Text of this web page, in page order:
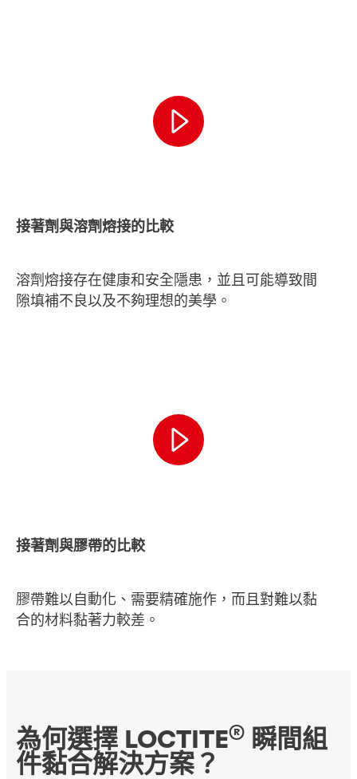
接著劑與溶劑熔接的比較
溶劑熔接存在健康和安全隱患，並且可能導致間
隙填補不良以及不夠理想的美學。
接著劑與膠帶的比較
膠帶難以自動化、需要精確施作，而且對難以黏
合的材料黏著力較差。
為何選擇 LOCTITE® 瞬間組
件黏合解決方案？